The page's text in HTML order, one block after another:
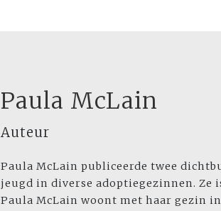
Paula McLain
Auteur
Paula McLain publiceerde twee
jeugd in diverse adoptiegezinnen. Ze
Paula McLain woont met haar gezin